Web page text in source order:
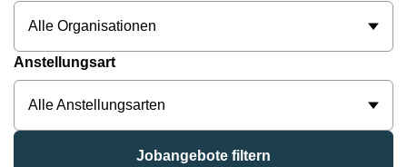
Alle Organisationen
Anstellungsart
Alle Anstellungsarten
Jobangebote filtern